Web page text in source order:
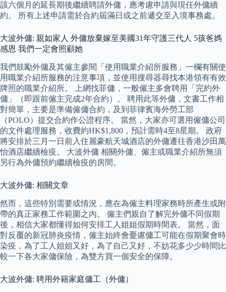
該六個月的延長期後繼續聘請外傭，應考慮申請與現任外傭續
約。 所有上述申請需於合約屆滿日或之前遞交至入境事務處。
大波外傭: 親如家人 外傭放棄嫁至美國31年守護三代人 5孩爸媽
感恩 我們一定會照顧她
我們鼓勵外傭及其僱主參閱「使用職業介紹所服務」一欄有關使
用職業介紹所服務的注意事項，並使用搜尋器尋找本港領有有效
牌照的職業介紹所。 上網找菲傭，一般僱主多會聘用「完約外
傭」（即跟前僱主完成2年合約）。 聘用此等外傭，文書工作相
對簡單，主要是準備僱傭合約，及到菲律賓海外勞工部
（POLO）提交合約作公證程序。 當然，大家亦可選用僱傭公司
的文件處理服務，收費約HK$1,800，預計需時4至8星期。 政府
將安排於三月一日前入住麗豪航天城酒店的外傭遷往香港沙田萬
怡酒店繼續檢疫。 大波外傭 相關外傭、僱主或職業介紹所無須
另行為外傭預約繼續檢疫的房間。
大波外傭: 相關文章
然而，這些特別需要或情況，應在為僱主料理家務時所產生或附
帶的真正家務工作範圍之內。 僱主們親自了解完外傭不同假期
後，相信大家都懂得如何安排工人姐姐假期時間表。 當然，面
對反覆的新冠肺炎疫情，僱主始終會憂慮傭工可能在假期聚會時
染疫，為了工人姐姐又好，為了自己又好，不妨花多少少時間比
較一下各大家傭保險，為雙方買一個安全的保障。
大波外傭: 聘用外籍家庭傭工（外傭）